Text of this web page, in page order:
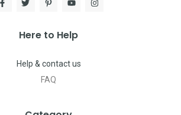
Here to Help
Help & contact us
FAQ